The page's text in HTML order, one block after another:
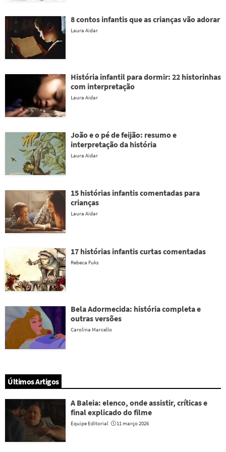
8 contos infantis que as crianças vão adorar
Laura Aidar
História infantil para dormir: 22 historinhas
com interpretação
Laura Aidar
João e o pé de feijão: resumo e
interpretação da história
Laura Aidar
15 histórias infantis comentadas para
crianças
Laura Aidar
17 histórias infantis curtas comentadas
Rebeca Fuks
Bela Adormecida: história completa e
outras versões
Carolina Marcello
Últimos Artigos
A Baleia: elenco, onde assistir, críticas e
final explicado do filme
Equipe Editorial 11 março 2026